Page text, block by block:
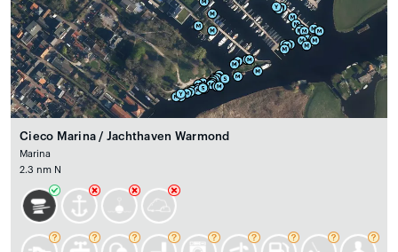
Cieco Marina / Jachthaven Warmond
Marina
2.3 nm N